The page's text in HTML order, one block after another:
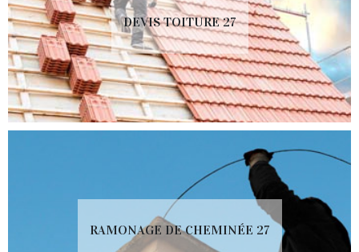
DEVIS TOITURE 27
RAMONAGE DE CHEMINÉE 27